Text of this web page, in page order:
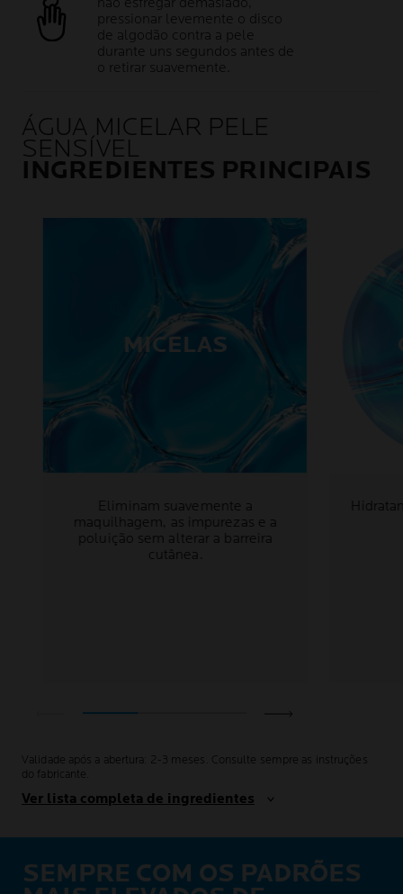
pressionar levemente o disco
de algodão contra a pele
durante uns segundos antes de
o retirar suavemente.
ÁGUA MICELAR PELE
SENSÍVEL
INGREDIENTES PRINCIPAIS
MICELAS
Eliminam suavemente a
maquilhagem, as impurezas e a
poluição sem alterar a barreira
cutânea.
Validade após a abertura: 2-3 meses. Consulte sempre as instruções
do fabricante.
Ver lista completa de ingredientes
SEMPRE COM OS PADRÕES